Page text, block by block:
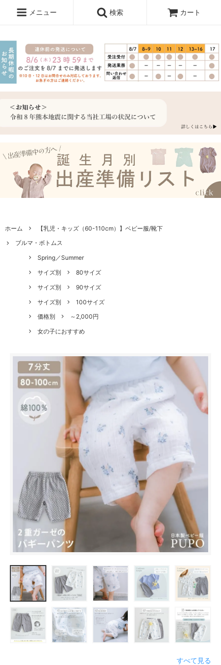
メニュー 検索 カート
ホーム
【乳児・キッズ（60-110cm）】ベビー服/靴下
ブルマ・ボトムス
Spring／Summer
サイズ別
80サイズ
サイズ別
90サイズ
サイズ別
100サイズ
価格別
～2,000円
女の子におすすめ
すべて見る